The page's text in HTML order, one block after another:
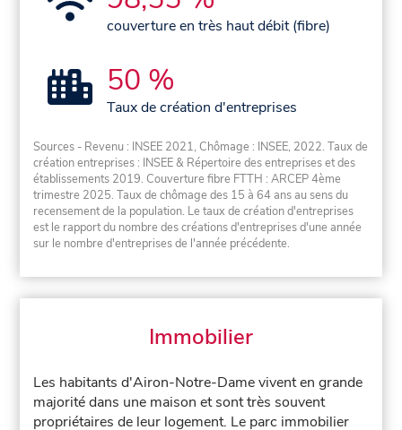
couverture en très haut débit (fibre)
50 %
Taux de création d'entreprises
Sources - Revenu : INSEE 2021, Chômage : INSEE, 2022. Taux de
création entreprises : INSEE & Répertoire des entreprises et des
établissements 2019. Couverture fibre FTTH : ARCEP 4ème
trimestre 2025. Taux de chômage des 15 à 64 ans au sens du
recensement de la population. Le taux de création d'entreprises
est le rapport du nombre des créations d'entreprises d'une année
sur le nombre d'entreprises de l'année précédente.
Immobilier
Les habitants d'Airon-Notre-Dame vivent en grande
majorité dans une maison et sont très souvent
propriétaires de leur logement. Le parc immobilier